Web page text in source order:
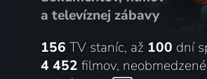
a televíznej zábavy
156 TV staníc, až 100 dní
4 452 filmov, neobmedzené